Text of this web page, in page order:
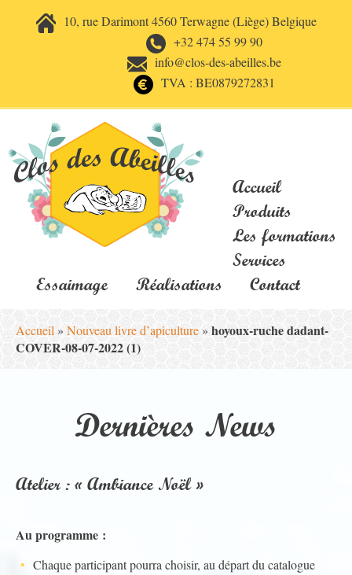
10, rue Darimont 4560 Terwagne (Liège) Belgique
+32 474 55 99 90
info@clos-des-abeilles.be
TVA : BE0879272831
Accueil
Produits
Les formations
Services
Essaimage
Réalisations Contact
Accueil » Nouveau livre d’apiculture» hoyoux-ruche dadant-
COVER-08-07-2022 (1)
Dernières News
Atelier : « Ambiance Noël »
Au programme :
Chaque participant pourra choisir, au départ du catalogue